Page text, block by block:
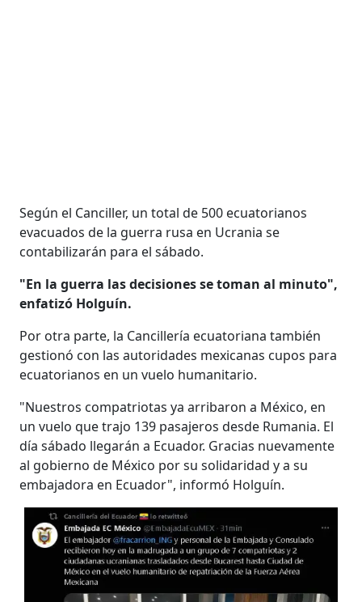
Según el Canciller, un total de 500 ecuatorianos
evacuados de la guerra rusa en Ucrania se
contabilizarán para el sábado.
"En la guerra las decisiones se toman al minuto",
enfatizó Holguín.
Por otra parte, la Cancillería ecuatoriana también
gestionó con las autoridades mexicanas cupos para
ecuatorianos en un vuelo humanitario.
"Nuestros compatriotas ya arribaron a México, en
un vuelo que trajo 139 pasajeros desde Rumania. El
día sábado llegarán a Ecuador. Gracias nuevamente
al gobierno de México por su solidaridad y a su
embajadora en Ecuador", informó Holguín.